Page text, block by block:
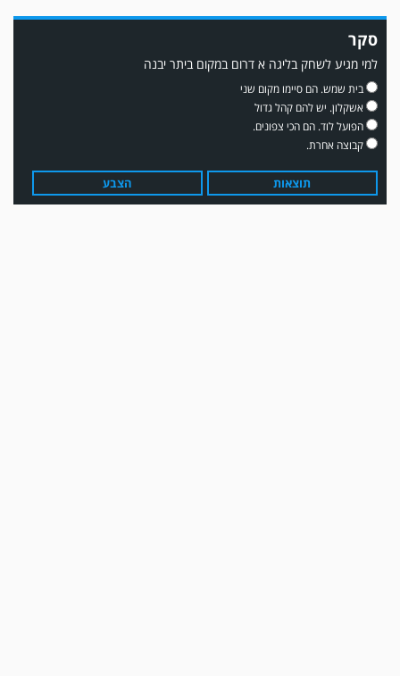
משחק אימון: שדרות גברה על מ.ס. דימונה 1-4.
סקר
למי מגיע לשחק בליגה א דרום במקום ביתר יבנה
בית שמש. הם סיימו מקום שני
אשקלון. יש להם קהל גדול
הפועל לוד. הם הכי צפונים.
קבוצה אחרת.
תוצאות הצבע